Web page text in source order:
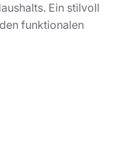
Ein stilvoll
funktionalen